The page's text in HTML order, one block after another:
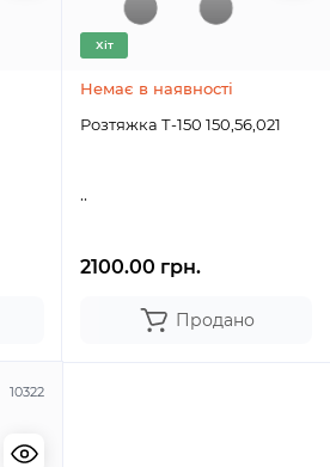
Хіт
Немає в наявності
Розтяжка Т-150 150,56,021
..
2100.00 грн.
Продано
10322